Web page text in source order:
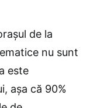
de la
nu sunt
este
așa că 90%